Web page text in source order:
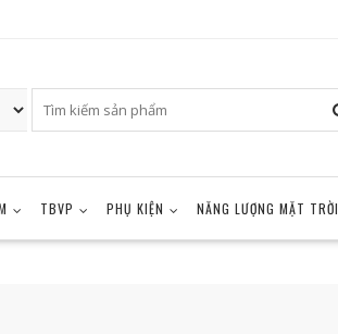
TBVP PHỤ KIỆN NĂNG LƯỢNG MẶT TRỜI